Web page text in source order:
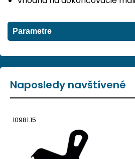
Parametre
Naposledy navštívené
10981.15